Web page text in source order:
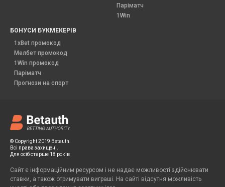
© Copyright 2019 Betauth.
Всі права захищені.
Для осіб старше 18 років
Сайт є інформаційним ресурсом і не надає можливості здійснювати
ставки, а також отримувати виграші. На сайті відсутня можливість
Паріматч
1Win
БОНУСИ БУКМЕКЕРІВ
1xBet промокод
Мелбет промокод
1Win промокод
Паріматч
Прогнози на спорт